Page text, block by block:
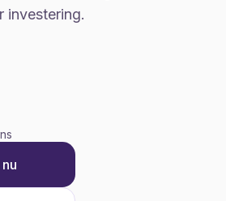
investering.